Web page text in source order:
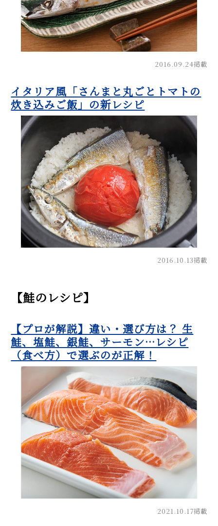
2016.09.24掲載
イタリア風「さんまと丸ごとトマトの
炊き込みご飯」の新レシピ
2016.10.13掲載
【鮭のレシピ】
【プロが解説】違い・選び方は？ 生
鮭、塩鮭、銀鮭、サーモン…レシピ
（食べ方）で選ぶのが正解！
2021.10.17掲載